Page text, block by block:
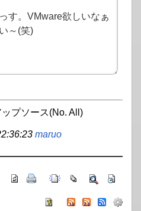
プソース(No. All)
maruo